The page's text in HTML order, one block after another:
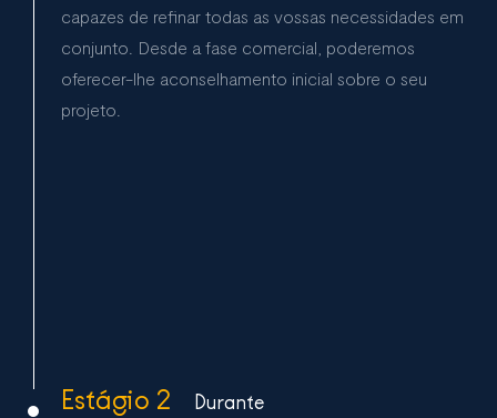
capazes de refinar todas as vossas necessidades em
conjunto. Desde a fase comercial, poderemos
oferecer-lhe aconselhamento inicial sobre o seu
projeto.
Estágio 2 Durante